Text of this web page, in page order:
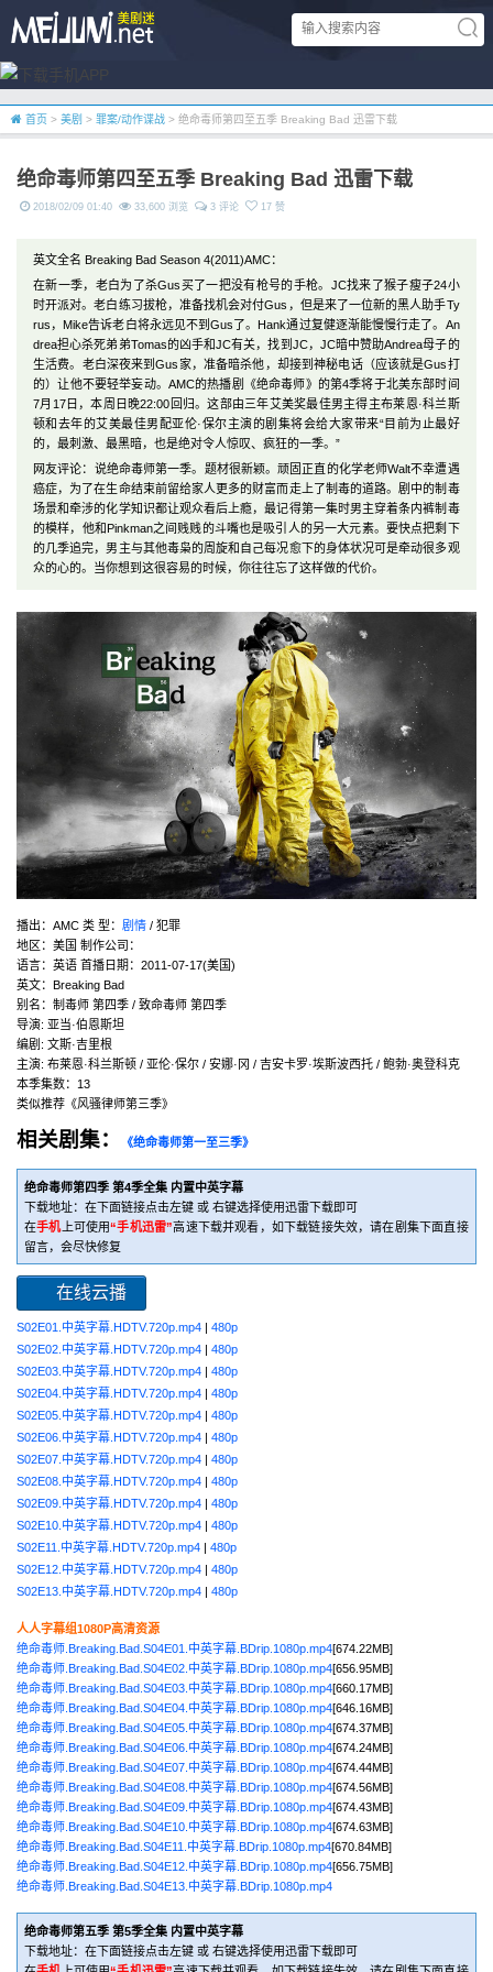
首页 > 美剧 > 罪案/动作谍战 > 绝命毒师第四至五季 Breaking Bad 迅雷下载
绝命毒师第四至五季 Breaking Bad 迅雷下载
2018/02/09 01:40 33,600 浏览 3 评论 17 赞
英文全名 Breaking Bad Season 4(2011)AMC：
在新一季，老白为了杀Gus买了一把没有枪号的手枪。JC找来了猴子瘦子24小
时开派对。老白练习拔枪，准备找机会对付Gus，但是来了一位新的黑人助手Ty
rus，Mike告诉老白将永远见不到Gus了。Hank通过复健逐渐能慢慢行走了。An
drea担心杀死弟弟Tomas的凶手和JC有关，找到JC，JC暗中赞助Andrea母子的
生活费。老白深夜来到Gus家，准备暗杀他，却接到神秘电话（应该就是Gus打
的）让他不要轻举妄动。AMC的热播剧《绝命毒师》的第4季将于北美东部时间
7月17日，本周日晚22:00回归。这部由三年艾美奖最佳男主得主布莱恩·科兰斯
顿和去年的艾美最佳男配亚伦·保尔主演的剧集将会给大家带来“目前为止最好
的，最刺激、最黑暗，也是绝对令人惊叹、疯狂的一季。”
网友评论：说绝命毒师第一季。题材很新颖。顽固正直的化学老师Walt不幸遭遇
癌症，为了在生命结束前留给家人更多的财富而走上了制毒的道路。剧中的制毒
场景和牵涉的化学知识都让观众看后上瘾，最记得第一集时男主穿着条内裤制毒
的模样，他和Pinkman之间贱贱的斗嘴也是吸引人的另一大元素。要快点把剩下
的几季追完，男主与其他毒枭的周旋和自己每况愈下的身体状况可是牵动很多观
众的心的。当你想到这很容易的时候，你往往忘了这样做的代价。
播出：AMC 类 型： 剧情 / 犯罪
地区：美国 制作公司：
语言：英语 首播日期：2011-07-17(美国)
英文：Breaking Bad
别名：制毒师 第四季 / 致命毒师 第四季
导演: 亚当·伯恩斯坦
编剧: 文斯·吉里根
主演: 布莱恩·科兰斯顿 / 亚伦·保尔 / 安娜·冈 / 吉安卡罗·埃斯波西托 / 鲍勃·奥登科克
本季集数：13
类似推荐《风骚律师第三季》
相关剧集： 《绝命毒师第一至三季》
绝命毒师第四季 第4季全集 内置中英字幕
下载地址：在下面链接点击左键 或 右键选择使用迅雷下载即可
在手机上可使用“手机迅雷”高速下载并观看，如下载链接失效，请在剧集下面直接
留言，会尽快修复
在线云播
S02E01.中英字幕.HDTV.720p.mp4
480p
S02E02.中英字幕.HDTV.720p.mp4
480p
S02E03.中英字幕.HDTV.720p.mp4
480p
S02E04.中英字幕.HDTV.720p.mp4
480p
S02E05.中英字幕.HDTV.720p.mp4
480p
S02E06.中英字幕.HDTV.720p.mp4
480p
S02E07.中英字幕.HDTV.720p.mp4
480p
S02E08.中英字幕.HDTV.720p.mp4
480p
S02E09.中英字幕.HDTV.720p.mp4
480p
S02E10.中英字幕.HDTV.720p.mp4
480p
S02E11.中英字幕.HDTV.720p.mp4
480p
S02E12.中英字幕.HDTV.720p.mp4
480p
S02E13.中英字幕.HDTV.720p.mp4
480p
人人字幕组1080P高清资源
绝命毒师.Breaking.Bad.S04E01.中英字幕.BDrip.1080p.mp4[674.22MB]
绝命毒师.Breaking.Bad.S04E02.中英字幕.BDrip.1080p.mp4[656.95MB]
绝命毒师.Breaking.Bad.S04E03.中英字幕.BDrip.1080p.mp4[660.17MB]
绝命毒师.Breaking.Bad.S04E04.中英字幕.BDrip.1080p.mp4[646.16MB]
绝命毒师.Breaking.Bad.S04E05.中英字幕.BDrip.1080p.mp4[674.37MB]
绝命毒师.Breaking.Bad.S04E06.中英字幕.BDrip.1080p.mp4[674.24MB]
绝命毒师.Breaking.Bad.S04E07.中英字幕.BDrip.1080p.mp4[674.44MB]
绝命毒师.Breaking.Bad.S04E08.中英字幕.BDrip.1080p.mp4[674.56MB]
绝命毒师.Breaking.Bad.S04E09.中英字幕.BDrip.1080p.mp4[674.43MB]
绝命毒师.Breaking.Bad.S04E10.中英字幕.BDrip.1080p.mp4[674.63MB]
绝命毒师.Breaking.Bad.S04E11.中英字幕.BDrip.1080p.mp4[670.84MB]
绝命毒师.Breaking.Bad.S04E12.中英字幕.BDrip.1080p.mp4[656.75MB]
绝命毒师.Breaking.Bad.S04E13.中英字幕.BDrip.1080p.mp4
绝命毒师第五季 第5季全集 内置中英字幕
下载地址：在下面链接点击左键 或 右键选择使用迅雷下载即可